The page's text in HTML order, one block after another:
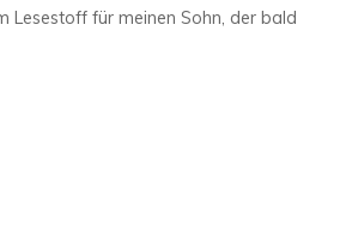
Lesestoff für meinen Sohn, der bald